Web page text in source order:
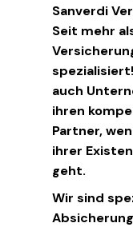
Sanverdi
Seit mehr
auch
ihren
Partner,
ihrer
geht.
Wir sind